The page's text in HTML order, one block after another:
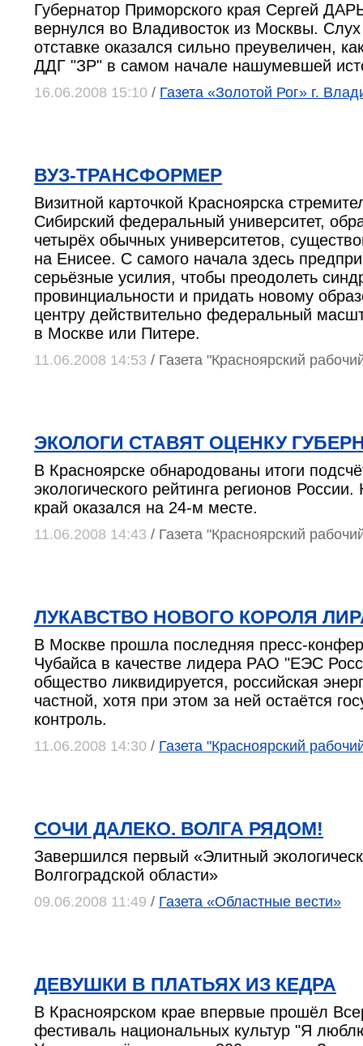
Губернатор Приморского края Сергей
вернулся во Владивосток из Москвы.
отставке оказался сильно преувеличен,
ДДГ "ЗР" в самом начале нашумевшей
16.06.2008 15:10 / Газета «Золотой Рог» г.
ВУЗ-ТРАНСФОРМЕР
Визитной карточкой Красноярска
Сибирский федеральный университет,
четырёх обычных университетов,
на Енисее. С самого начала здесь
серьёзные усилия, чтобы преодолеть
провинциальности и придать новому
центру действительно федеральный
в Москве или Питере.
11.06.2008 14:53 / Газета "Красноярский
ЭКОЛОГИ СТАВЯТ ОЦЕНКУ
В Красноярске обнародованы итоги
экологического рейтинга регионов России.
край оказался на 24-м месте.
11.06.2008 14:43 / Газета "Красноярский
ЛУКАВСТВО НОВОГО КОРОЛЯ
В Москве прошла последняя пресс-
Чубайса в качестве лидера РАО "ЕЭС
общество ликвидируется, российская
частной, хотя при этом за ней остаётся
контроль.
11.06.2008 14:30 / Газета "Красноярский
СОЧИ ДАЛЕКО. ВОЛГА РЯДОМ!
Завершился первый «Элитный
Волгоградской области»
09.06.2008 11:49 / Газета «Областные вести»
ДЕВУШКИ В ПЛАТЬЯХ ИЗ КЕДРА
В Красноярском крае впервые прошёл
фестиваль национальных культур "Я